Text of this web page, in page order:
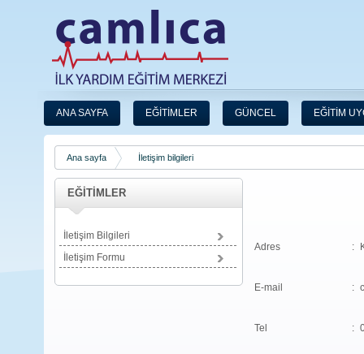
ANA SAYFA EĞİTİMLER GÜNCEL EĞİTİM
Ana sayfa İletişim bilgileri
EĞİTİMLER
İletişim Bilgileri
İletişim Formu
Adres :
E-mail :
Tel :